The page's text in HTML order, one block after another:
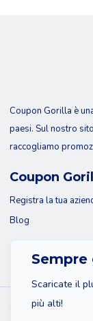
Scaricate il
più alti!
Coupon Gorilla è
paesi. Sul nostro
raccogliamo
Coupon
Registra la tua
Blog
© 2026 Coupon